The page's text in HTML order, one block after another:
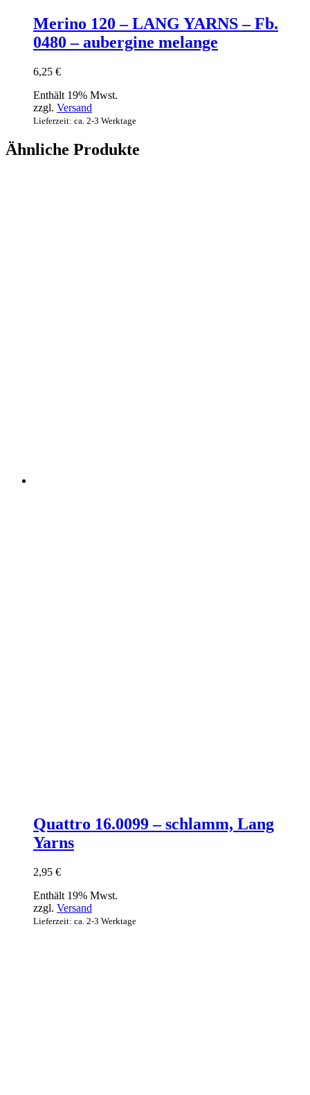
Merino 120 – LANG YARNS – Fb.
0480 – aubergine melange
6,25 €
Enthält 19% Mwst.
zzgl. Versand
Lieferzeit: ca. 2-3 Werktage
Ähnliche Produkte
Quattro 16.0099 – schlamm, Lang
Yarns
2,95 €
Enthält 19% Mwst.
zzgl. Versand
Lieferzeit: ca. 2-3 Werktage